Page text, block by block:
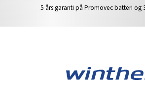
5 års garanti på Promovec batteri og